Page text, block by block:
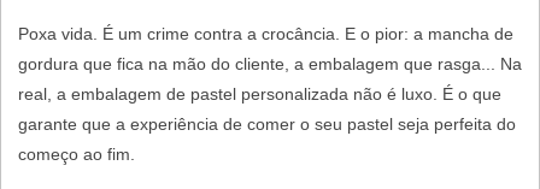
Poxa vida. É um crime contra a crocância. E o pior: a mancha de
gordura que fica na mão do cliente, a embalagem que rasga... Na
real, a embalagem de pastel personalizada não é luxo. É o que
garante que a experiência de comer o seu pastel seja perfeita do
começo ao fim.